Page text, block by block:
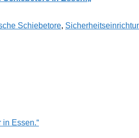
Schiebetore,
in Essen.“